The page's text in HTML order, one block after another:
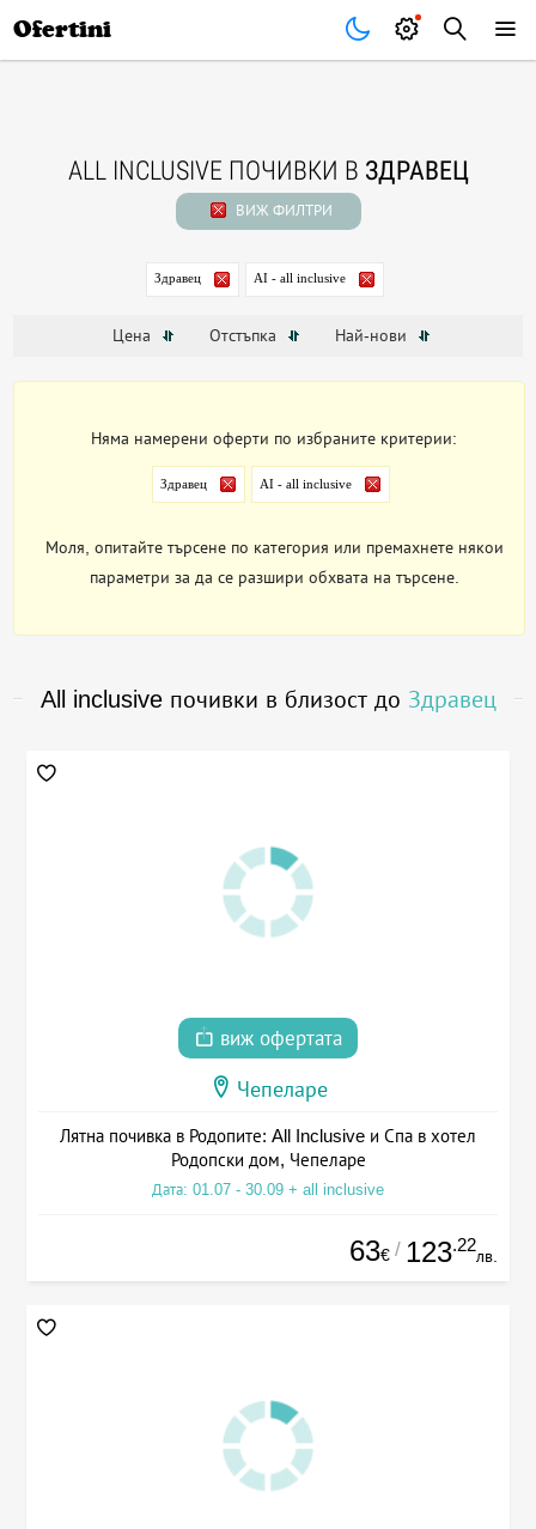
Ofertini
ALL INCLUSIVE ПОЧИВКИ В ЗДРАВЕЦ
ВИЖ ФИЛТРИ
Здравец AI - all inclusive
Цена Отстъпка Най-нови
Няма намерени оферти по избраните критерии:
Здравец AI - all inclusive
Моля, опитайте търсене по категория или премахнете някои
параметри за да се разшири обхвата на търсене.
All inclusive почивки в близост до Здравец
виж офертата
Чепеларе
Лятна почивка в Родопите: All Inclusive и Спа в хотел
Родопски дом, Чепеларе
Дата: 01.07 - 30.09 + all inclusive
63€ / 123.22
лв.